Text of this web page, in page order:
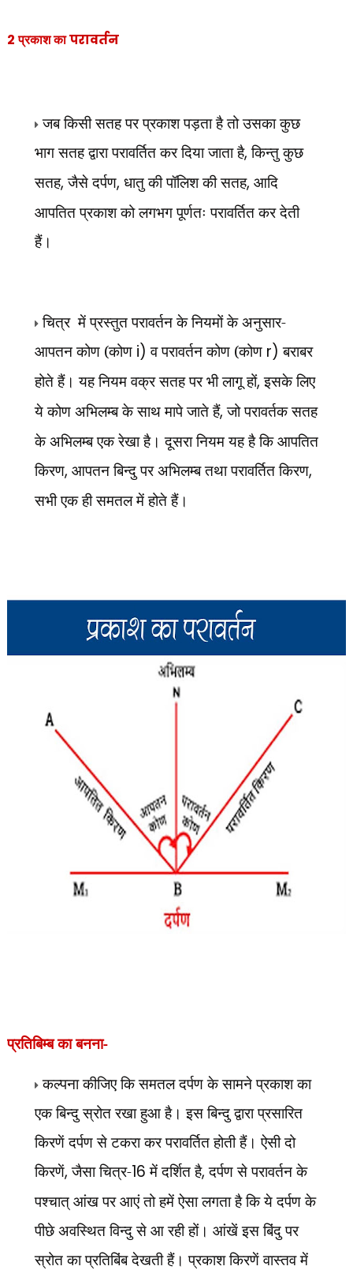
2 प्रकाश कापरावर्तन
जब किसी सतह पर प्रकाश पड़ता है तो उसका कुछ
भाग सतह द्वारा परावर्तित कर दिया जाता है,किन्तु कुछ
सतह,जैसे दर्पण, धातु की पॉलिश की सतह, आदि
आपतित प्रकाश को लगभग पूर्णतः परावर्तित कर देती
हैं।
चित्र में प्रस्तुत परावर्तन के नियमों के अनुसार-
आपतन कोण (कोण i)व परावर्तन कोण (कोण r)बराबर
होते हैं। यह नियम वक्र सतह पर भी लागू हों,इसके लिए
ये कोण अभिलम्ब के साथ मापे जाते हैं,जो परावर्तक सतह
के अभिलम्ब एक रेखा है। दूसरा नियम यह है कि आपतित
किरण, आपतन बिन्दु पर अभिलम्ब तथा परावर्तित किरण,
सभी एक ही समतल में होते हैं।
प्रतिबिम्ब का बनना-
कल्पना कीजिए कि समतल दर्पण के सामनेप्रकाश का
एक बिन्दु स्रोत रखा हुआ है। इस बिन्दु द्वारा प्रसारित
किरणें दर्पण से टकरा कर परावर्तित होती हैं। ऐसी दो
किरणें,जैसा चित्र-16 में दर्शित है,दर्पण से परावर्तन के
पश्चात् आंख पर आएं तो हमें ऐसा लगता है कि ये दर्पण के
पीछे अवस्थित विन्दु से आ रही हों। आंखें इस बिंदु पर
स्रोत का प्रतिबिंब देखती हैं। प्रकाश किरणें वास्तव में